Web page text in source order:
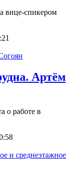
вице-спикером
Артём
о работе в